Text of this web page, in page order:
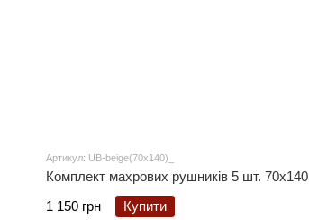
Артикул: UB-beige(70x140)_
Комплект махрових рушників 5 шт. 70x140
1 150 грн
Купити